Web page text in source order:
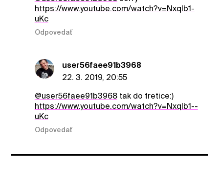
https://www.youtube.com/watch?v=NxqIb1-
uKc
Odpovedať
user56faee91b3968
22. 3. 2019, 20:55
@user56faee91b3968tak do tretice:)
https://www.youtube.com/watch?v=Nxqlb1--
uKc
Odpovedať